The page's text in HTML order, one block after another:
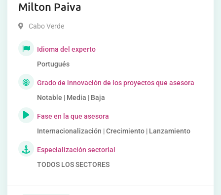
Milton Paiva
Cabo Verde
Idioma del experto
Portugués
Grado de innovación de los proyectos que asesora
Notable | Media | Baja
Fase en la que asesora
Internacionalización | Crecimiento | Lanzamiento
Especialización sectorial
TODOS LOS SECTORES